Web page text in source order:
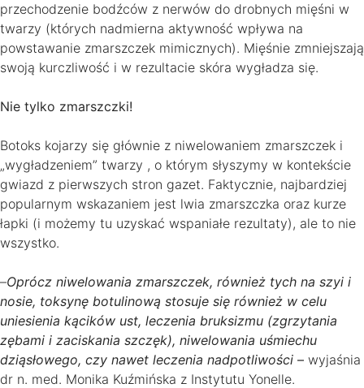
przechodzenie bodźców z nerwów do drobnych mięśni w
twarzy (których nadmierna aktywność wpływa na
powstawanie zmarszczek mimicznych). Mięśnie zmniejszają
swoją kurczliwość i w rezultacie skóra wygładza się.
Nie tylko zmarszczki!
Botoks kojarzy się głównie z niwelowaniem zmarszczek i
„wygładzeniem” twarzy , o którym słyszymy w kontekście
gwiazd z pierwszych stron gazet. Faktycznie, najbardziej
popularnym wskazaniem jest lwia zmarszczka oraz kurze
łapki (i możemy tu uzyskać wspaniałe rezultaty), ale to nie
wszystko.
–Oprócz niwelowania zmarszczek, również tych na szyi i
nosie, toksynę botulinową stosuje się również w celu
uniesienia kącików ust, leczenia bruksizmu (zgrzytania
zębami i zaciskania szczęk), niwelowania uśmiechu
dziąsłowego, czy nawet leczenia nadpotliwości – wyjaśnia
dr n. med. Monika Kuźmińska z Instytutu Yonelle.